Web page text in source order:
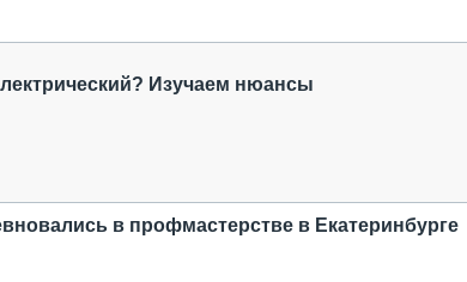
Изучаем нюансы
в профмастерстве в Екатеринбурге